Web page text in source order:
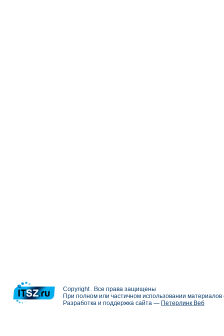
Copyright . Все права защищены
При полном или частичном использовании
Разработка и поддержка сайта — Петерлинк Веб